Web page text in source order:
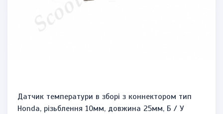
Датчик температури в зборі з коннектором тип
Honda, різьблення 10мм, довжина 25мм, Б / У